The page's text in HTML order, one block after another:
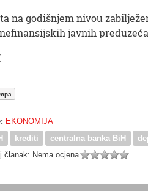
na godišnjem nivou
javnih
EKONOMIJA
krediti centralna banka BiH
članak: Nema ocjena